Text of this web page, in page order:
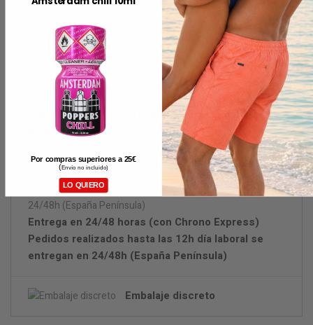
COMPARTIR
Sítio Web 100% seguro. No mencionamos el
nombre del sitio web en el extracto bancario
Entrega en 24/48 horas (con Chrono Express)
Pedidos realizados hasta las 12h día laboral se
entregan en 24/48h (España Península)
Embalaje discreto
Por compras superiores a 25€
(Envío no incluido)
LO QUIERO